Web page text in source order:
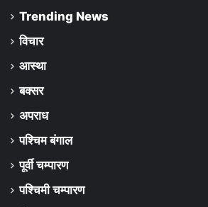
Trending News
विचार
आस्था
बक्सर
अपराध
पश्चिम बंगाल
पूर्वी चम्पारण
पश्चिमी चम्पारण